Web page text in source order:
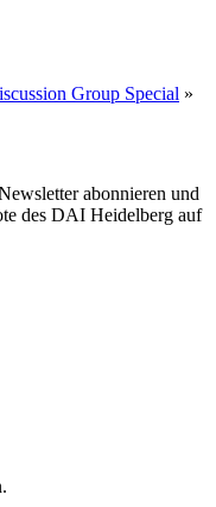
Group Special »
abonnieren und
des DAI Heidelberg auf